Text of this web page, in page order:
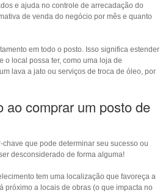
e ajuda no controle de arrecadação do
de venda do negócio por mês e quanto
em todo o posto. Isso significa estender
o local possa ter, como uma loja de
lava a jato ou serviços de troca de óleo, por
ao comprar um posto de
que pode determinar seu sucesso ou
desconsiderado de forma alguma!
tem uma localização que favoreça a
próximo a locais de obras (o que impacta no